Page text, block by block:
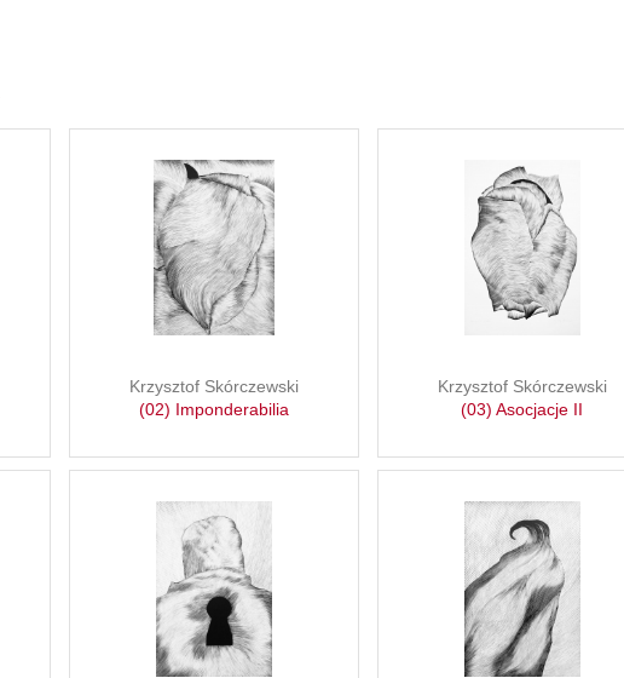
Krzysztof Skórczewski
(02) Imponderabilia
Krzysztof Skórczewski
(03) Asocjacje II